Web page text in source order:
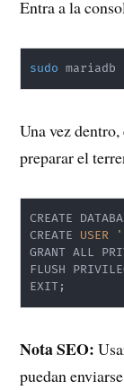
Entra a la
sudo mariadb
Una vez
preparar el
CREATE
CREATE USER
GRANT ALL
FLUSH
EXIT;
Nota SEO:
puedan